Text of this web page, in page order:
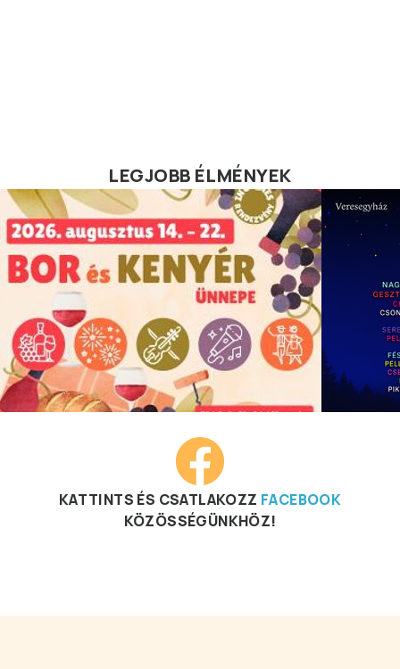
LEGJOBB ÉLMÉNYEK
KATTINTS ÉS CSATLAKOZZ FACEBOOK
KÖZÖSSÉGÜNKHÖZ!